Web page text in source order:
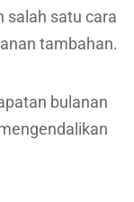
salah satu cara
tambahan.
bulanan